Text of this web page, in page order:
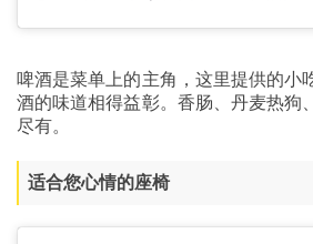
啤酒是菜单上的主角，这里提供的小
酒的味道相得益彰。香肠、丹麦热狗
尽有。
适合您心情的座椅